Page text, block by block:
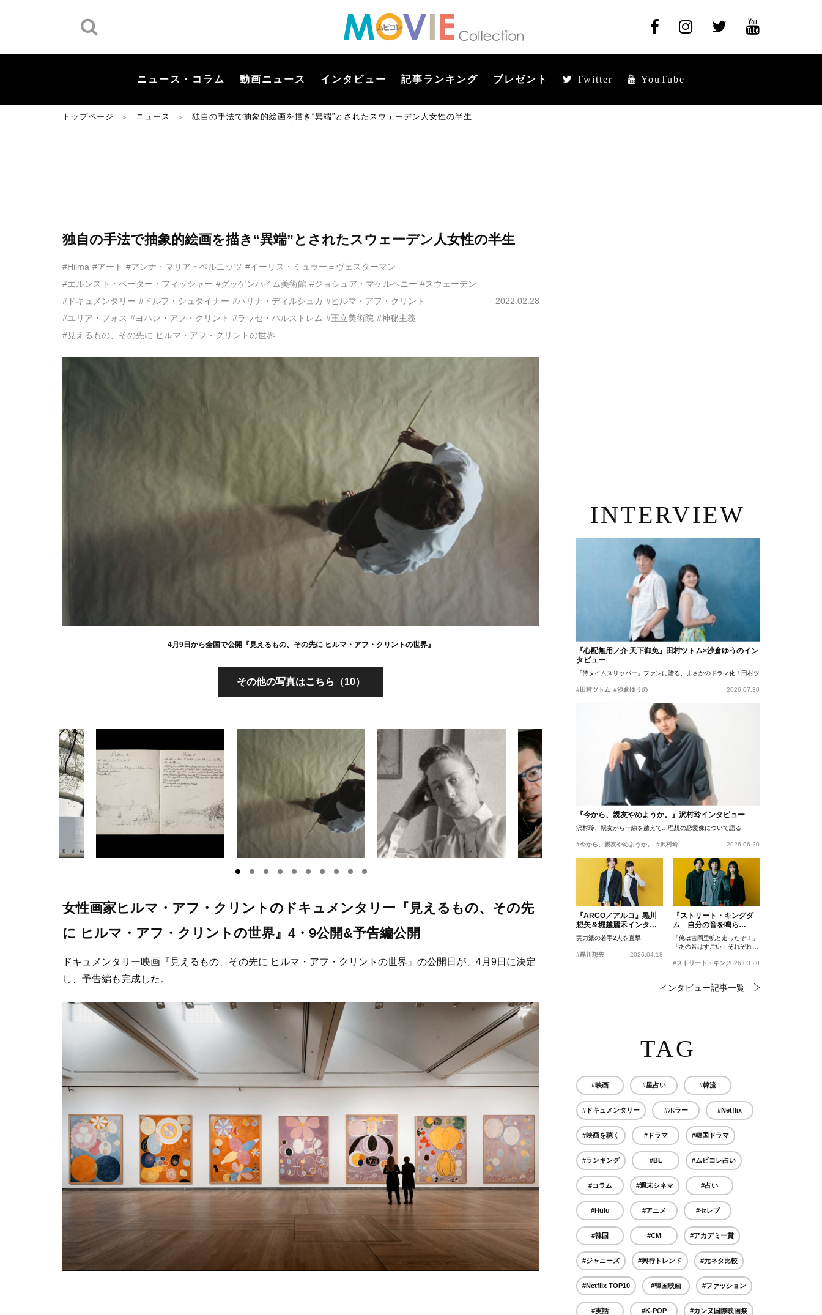
ニュース・コラム 動画ニュース インタビュー 記事ランキング プレゼント Twitter YouTube
トップページ ＞ ニュース ＞ 独自の手法で抽象的絵画を描き“異端”とされたスウェーデン人女性の半生
独自の手法で抽象的絵画を描き“異端”とされたスウェーデン人女性の半生
#Hilma #アート #アンナ・マリア・ベルニッツ #イーリス・ミュラー＝ヴェスターマン
#エルンスト・ペーター・フィッシャー #グッゲンハイム美術館 #ジョシュア・マケルヘニー #スウェーデン
#ドキュメンタリー #ドルフ・シュタイナー #ハリナ・ディルシュカ #ヒルマ・アフ・クリント
#ユリア・フォス #ヨハン・アフ・クリント #ラッセ・ハルストレム #王立美術院 #神秘主義
#見えるもの、その先に ヒルマ・アフ・クリントの世界
2022.02.28
4月9日から全国で公開『見えるもの、その先に ヒルマ・アフ・クリントの世界』
その他の写真はこちら（10）
女性画家ヒルマ・アフ・クリントのドキュメンタリー『見えるもの、その先
に ヒルマ・アフ・クリントの世界』4・9公開&予告編公開
ドキュメンタリー映画『見えるもの、その先に ヒルマ・アフ・クリントの世界』の公開日が、4月9日に決定
し、予告編も完成した。
INTERVIEW
『心配無用ノ介 天下御免』田村ツトム×沙倉ゆうのイン
タビュー
『侍タイムスリッパー』ファンに贈る、まさかのドラマ化！田村ツトム×沙倉ゆうのが語
#田村ツトム #沙倉ゆうの 2026.07.30
『今から、親友やめようか。』沢村玲インタビュー
沢村玲、親友から一線を越えて…理想の恋愛像について語る
#今から、親友やめようか。 #沢村玲 2026.06.20
『ARCO／アルコ』黒川
想矢＆堀越麗禾インタビ
ュー
実力派の若手2人を直撃
#黒川想矢 2026.04.18
『ストリート・キングダ
ム 自分の音を鳴ら
せ。』峯田和伸、若葉竜
也、吉岡里帆インタビュ
ー
「俺は吉岡里帆と走ったぞ！」
「あの音はすごい」それぞれの
#ストリート・キングダム 自分の音を鳴らせ。
2026.03.20
インタビュー記事一覧
TAG
#映画 #星占い #韓流
#ドキュメンタリー #ホラー #Netflix
#映画を聴く #ドラマ #韓国ドラマ
#ランキング #BL #ムビコレ占い
#コラム #週末シネマ #占い
#Hulu #アニメ #セレブ
#韓国 #CM #アカデミー賞
#ジャニーズ #興行トレンド #元ネタ比較
#Netflix TOP10 #韓国映画 #ファッション
#実話 #K-POP #カンヌ国際映画祭